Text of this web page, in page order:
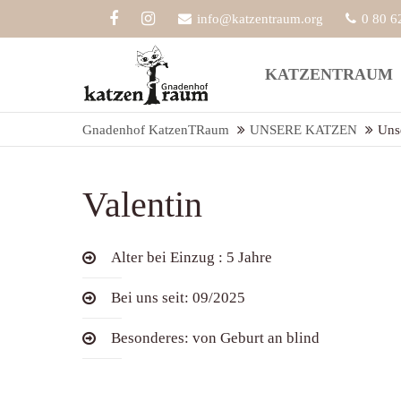
Der Eintrag "offcanvas-col1" existiert
leider nicht.
leider
info@katzentraum.org 0 80
KATZENTRAUM
Gnadenhof KatzenTRaum UNSERE KATZEN
Valentin
Alter bei Einzug : 5 Jahre
Bei uns seit: 09/2025
Besonderes: von Geburt an blind